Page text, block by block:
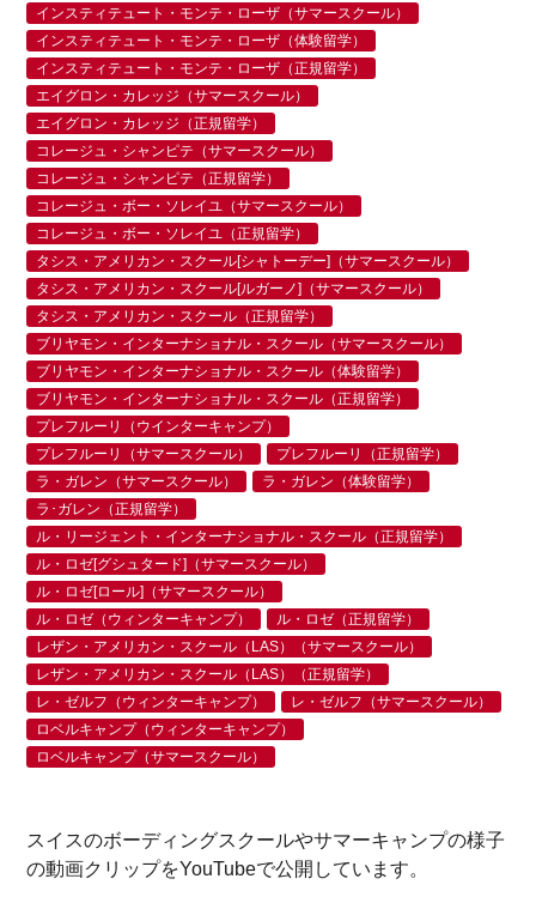
インスティテュート・モンテ・ローザ（サマースクール）
インスティテュート・モンテ・ローザ（体験留学）
インスティテュート・モンテ・ローザ（正規留学）
エイグロン・カレッジ（サマースクール）
エイグロン・カレッジ（正規留学）
コレージュ・シャンピテ（サマースクール）
コレージュ・シャンピテ（正規留学）
コレージュ・ボー・ソレイユ（サマースクール）
コレージュ・ボー・ソレイユ（正規留学）
タシス・アメリカン・スクール[シャトーデー]（サマースクール）
タシス・アメリカン・スクール[ルガーノ]（サマースクール）
タシス・アメリカン・スクール（正規留学）
ブリヤモン・インターナショナル・スクール（サマースクール）
ブリヤモン・インターナショナル・スクール（体験留学）
ブリヤモン・インターナショナル・スクール（正規留学）
プレフルーリ（ウインターキャンプ）
プレフルーリ（サマースクール）
プレフルーリ（正規留学）
ラ・ガレン（サマースクール）
ラ・ガレン（体験留学）
ラ･ガレン（正規留学）
ル・リージェント・インターナショナル・スクール（正規留学）
ル・ロゼ[グシュタード]（サマースクール）
ル・ロゼ[ロール]（サマースクール）
ル・ロゼ（ウィンターキャンプ）
ル・ロゼ（正規留学）
レザン・アメリカン・スクール（LAS）（サマースクール）
レザン・アメリカン・スクール（LAS）（正規留学）
レ・ゼルフ（ウィンターキャンプ）
レ・ゼルフ（サマースクール）
ロベルキャンプ（ウィンターキャンプ）
ロベルキャンプ（サマースクール）
スイスのボーディングスクールやサマーキャンプの様子
の動画クリップをYouTubeで公開しています。